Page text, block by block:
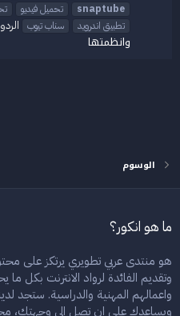
snaptube
تحميل فيديو
تطبيق اندرويد
سناب تيوب
وانظمتها
الوسوم
ما هو انكور؟
هو منتدى عربي تطويري يرتكز على
وتقديم الفائدة لرواد الانترنت بكل
واعمالهم المهنية والدراسية.
ويساعدك على ان تصل الى وجهتك،